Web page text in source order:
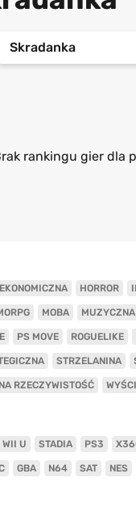
Skradanka
rankingu gier dla
EKONOMICZNA HORROR
MOBA MUZYCZNA
PS MOVE ROGUELIKE
STRZELANINA
RZECZYWISTOŚĆ
WII U STADIA PS3
GBA N64 SAT NES